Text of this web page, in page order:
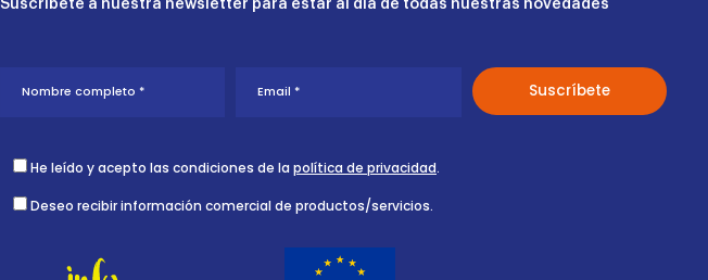
Suscríbete a nuestra newsletter para estar al día de todas nuestras novedades
He leído y acepto las condiciones de la política de privacidad.
Deseo recibir información comercial de productos/servicios.